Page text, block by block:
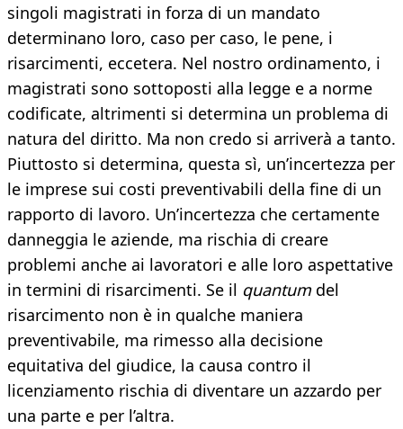
singoli magistrati in forza di un mandato
determinano loro, caso per caso, le pene, i
risarcimenti, eccetera. Nel nostro ordinamento, i
magistrati sono sottoposti alla legge e a norme
codificate, altrimenti si determina un problema di
natura del diritto. Ma non credo si arriverà a tanto.
Piuttosto si determina, questa sì, un’incertezza per
le imprese sui costi preventivabili della fine di un
rapporto di lavoro. Un’incertezza che certamente
danneggia le aziende, ma rischia di creare
problemi anche ai lavoratori e alle loro aspettative
in termini di risarcimenti. Se il quantum del
risarcimento non è in qualche maniera
preventivabile, ma rimesso alla decisione
equitativa del giudice, la causa contro il
licenziamento rischia di diventare un azzardo per
una parte e per l’altra.